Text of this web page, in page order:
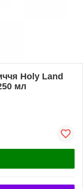
Holy Land
мл